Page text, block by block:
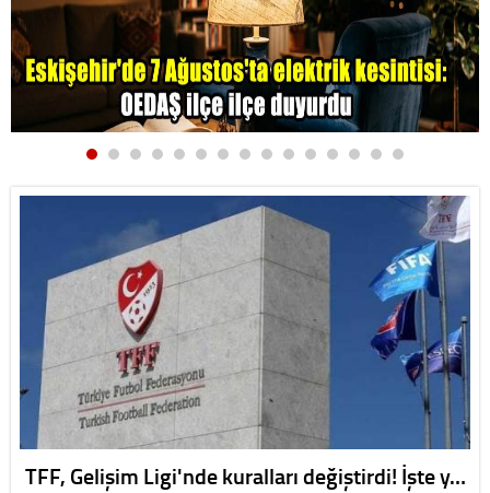
TFF, Gelişim Ligi'nde kuralları değiştirdi! İşte y…